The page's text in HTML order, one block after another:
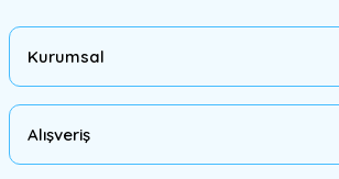
Kurumsal
Alışveriş